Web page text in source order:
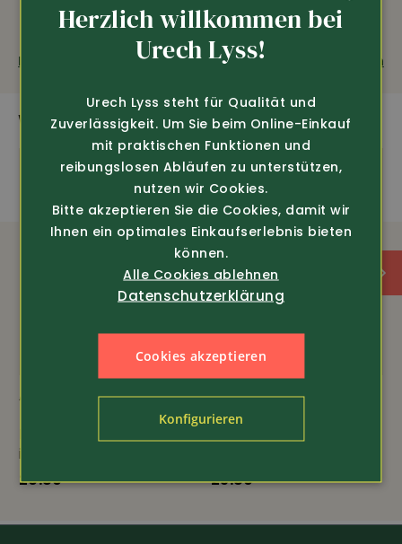
Fragen zum Produkt Weiterempfehlen
WEITERE SPANNENDE PRODUKTE
Art.-Nr. 19800
im 2er Pack
26.80
Art.-Nr. 19344
25.80
Herzlich willkommen bei
Urech Lyss!
Urech Lyss steht für Qualität und
Zuverlässigkeit. Um Sie beim Online-Einkauf
mit praktischen Funktionen und
reibungslosen Abläufen zu unterstützen,
nutzen wir Cookies.
Bitte akzeptieren Sie die Cookies, damit wir
Ihnen ein optimales Einkaufserlebnis bieten
können.
Alle Cookies ablehnen
Datenschutzerklärung
Cookies akzeptieren
Konfigurieren